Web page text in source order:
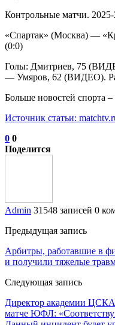
Контрольные матчи.
«Спартак» (Москва) —
(0:0)
Голы: Дмитриев, 75
— Умяров, 62 (ВИДЕО).
Больше новостей спорта
Источник статьи:
0 0
Поделится
Admin 31548 записей 0
Предыдущая запись
Арбитры, работавшие в
и получили тяжелые
Следующая запись
Директор академии ЦСКА
матче ЮФЛ: